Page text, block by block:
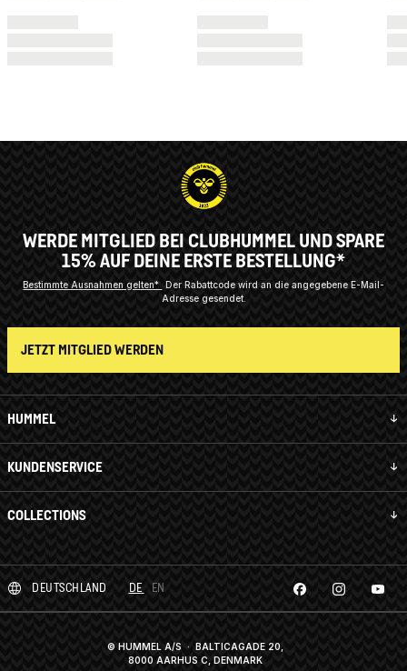
HUMMEL
KUNDENSERVICE
COLLECTIONS
WERDE MITGLIED BEI CLUBHUMMEL UND SPARE
15% AUF DEINE ERSTE BESTELLUNG*
Bestimmte Ausnahmen gelten*
Der Rabattcode wird an die angegebene E-Mail-
Adresse gesendet.
JETZT MITGLIED WERDEN
DEUTSCHLAND DE EN
© HUMMEL A/S · BALTICAGADE 20,
8000 AARHUS C, DENMARK